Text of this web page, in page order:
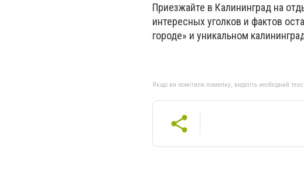
Приезжайте в Калининград на
интересных уголков и фактов
городе» и уникальном
Якщо ви помітили помилку, виділіть необхідний